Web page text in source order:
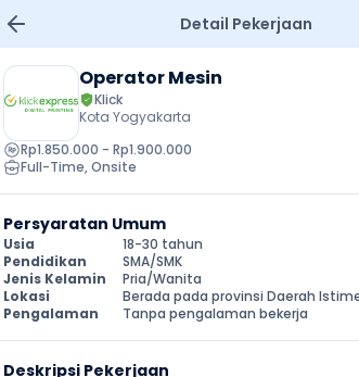
Detail Pekerjaan
Operator Mesin
Klick
Kota Yogyakarta
Rp1.850.000 - Rp1.900.000
Full-Time, Onsite
Persyaratan Umum
Usia
18-30 tahun
Pendidikan
SMA/SMK
Jenis Kelamin
Pria/Wanita
Lokasi
Berada pada provinsi Daerah
Pengalaman
Tanpa pengalaman bekerja
Deskripsi Pekerjaan